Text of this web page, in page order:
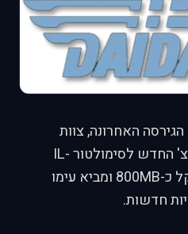
האחרונה, צוות
Daidalos שיחרר את הפאצ' החדש לסימולטור IL-
1946. הפאטצ' החדש שוקל כ-800MB ומביא עימו
חדשות.